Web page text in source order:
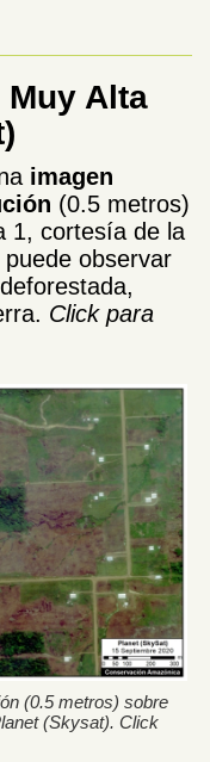
Alta
imagen
(0.5 metros)
1, cortesía de la
observar
Click para
(0.5 metros) sobre
(Skysat). Click